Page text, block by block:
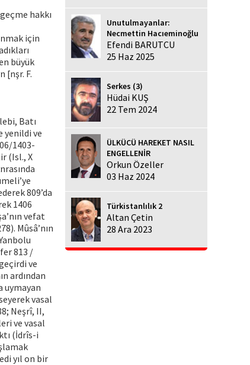
hakkı
için
büyük
[nşr. F.
Batı
yenildi ve
1403-
(Isl., X
809’da
1406
vefat
Mûsâ’nın
813 /
ve
ardından
uymayan
vasal
Neşrî, II,
ve vasal
(İdrîs-i
yıl on bir
Unutulmayanlar:
Necmettin Hacıeminoğlu
Efendi BARUTCU
25 Haz 2025
Serkes (3)
Hüdai KUŞ
22 Tem 2024
ÜLKÜCÜ HAREKET NASIL
ENGELLENİR
Orkun Özeller
03 Haz 2024
Türkistanlılık 2
Altan Çetin
28 Ara 2023